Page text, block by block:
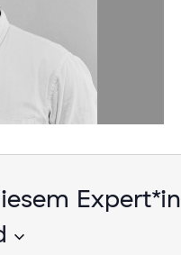
Expert*in